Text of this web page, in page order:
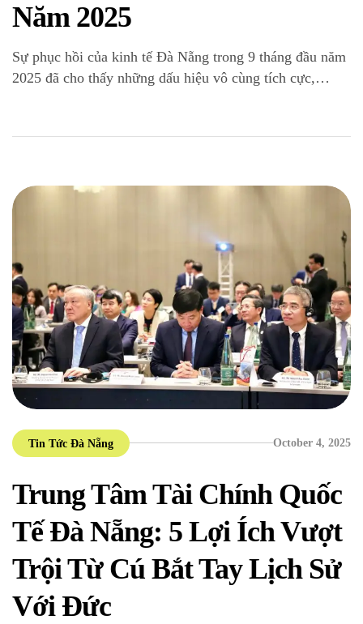
Năm 2025
Sự phục hồi của kinh tế Đà Nẵng trong 9 tháng đầu năm
2025 đã cho thấy những dấu hiệu vô cùng tích cực,
linh hoạt và sự nỗ lực của toàn […]
Tin Tức Đà Nẵng October 4, 2025
Trung Tâm Tài Chính Quốc
Tế Đà Nẵng: 5 Lợi Ích Vượt
Trội Từ Cú Bắt Tay Lịch Sử
Với Đức